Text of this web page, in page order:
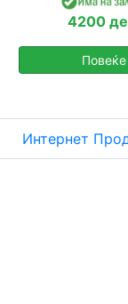
4200
Повеќе
Интернет